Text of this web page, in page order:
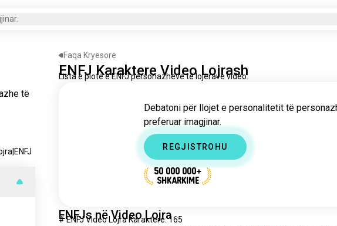
të
ENFJ
Faqa Kryesore
ENFJ Karaktere Video Lojrash
Lista e plotë e ENFJ personazheve të lojërave video.
Debatoni për llojet e personalitetit të
preferuar imagjinar.
REGJISTROHU
50 000 000+
SHKARKIME
ENFJs në Video Lojra
# ENFJ Video Lojra Karaktere: 165